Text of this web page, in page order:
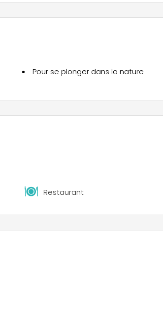
services, à l’entrée du camping.
Pour se plonger dans la nature
Restaurant